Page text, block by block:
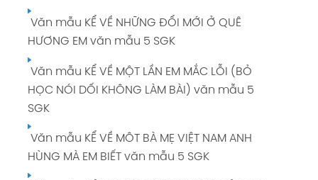
Văn mẫu KỂ VỀ NHỮNG ĐỔI MỚI Ở QUÊ
HƯƠNG EM văn mẫu 5 SGK
Văn mẫu KỂ VỀ MỘT LẦN EM MẮC LỖI (BỎ
HỌC NÓI DỐI KHÔNG LÀM BÀI) văn mẫu 5
SGK
Văn mẫu KỂ VỀ MÔT BÀ MẸ VIỆT NAM ANH
HÙNG MÀ EM BIẾT văn mẫu 5 SGK